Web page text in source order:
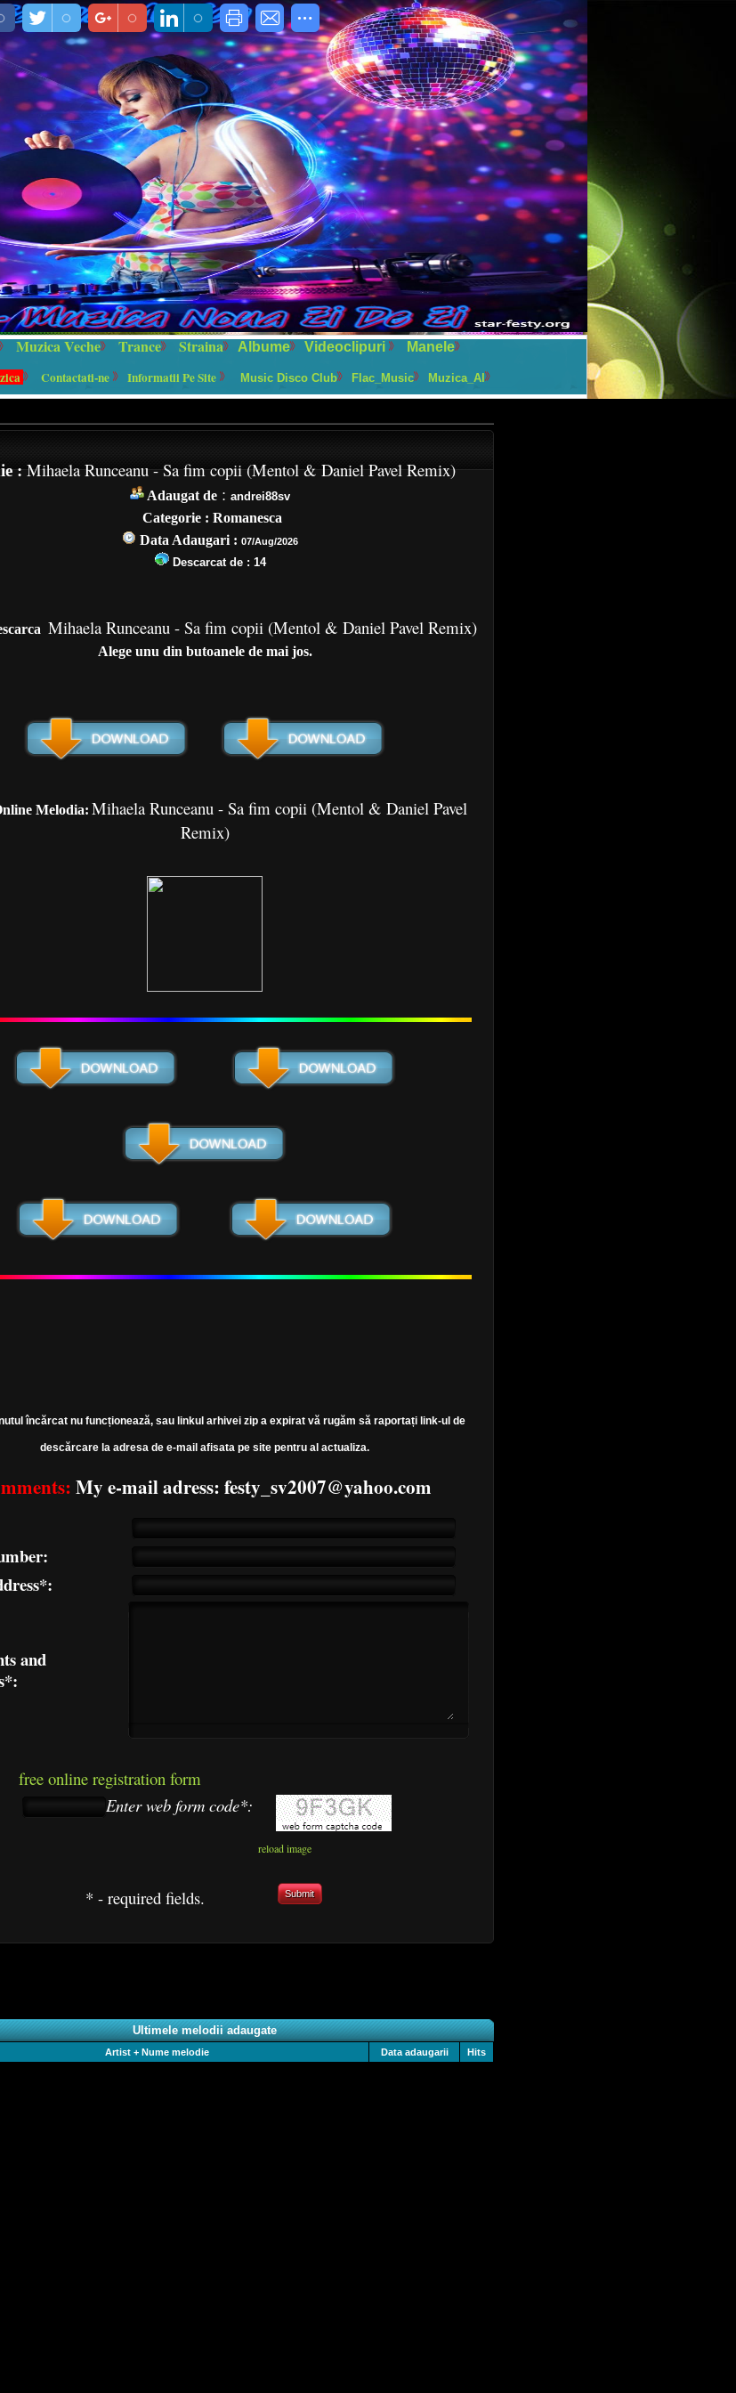
Muzica Veche Trance Straina Albume Videoclipuri
Manele
Contactati-ne Informatii Pe Site Music Disco Club Flac_Music Muzica_AI
:Mihaela Runceanu - Sa fim copii (Mentol & Daniel Pavel Remix)
Adaugat de : andrei88sv
Categorie : Romanesca
Data Adaugari : 07/Aug/2026
Descarcat de : 14
scarca Mihaela Runceanu - Sa fim copii (Mentol & Daniel Pavel Remix)
Alege unu din butoanele de mai jos.
Melodia: Mihaela Runceanu - Sa fim copii (Mentol & Daniel Pavel
Remix)
încărcat nu funcționează, sau linkul arhivei zip a expirat vă rugăm să raportați link-ul de
descărcare la adresa de e-mail afisata pe site pentru al actualiza.
My e-mail adress: festy_sv2007@yahoo.com
and
free online registration form
Enter web form code*:
reload image
* - required fields. Submit
Ultimele melodii adaugate
Artist + Nume melodie Data adaugarii Hits